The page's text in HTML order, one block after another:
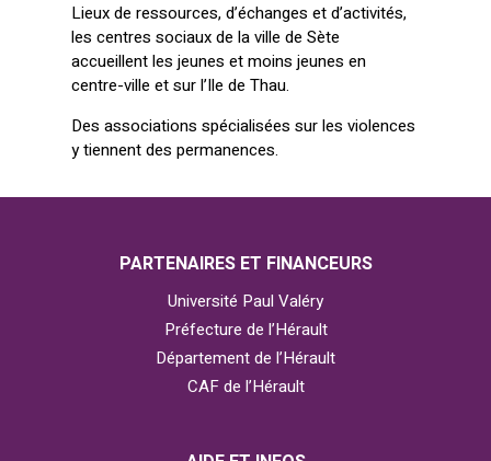
Lieux de ressources, d’échanges et d’activités,
les centres sociaux de la ville de Sète
accueillent les jeunes et moins jeunes en
centre-ville et sur l’Ile de Thau.
Des associations spécialisées sur les violences
y tiennent des permanences.
PARTENAIRES ET FINANCEURS
Université Paul Valéry
Préfecture de l’Hérault
Département de l’Hérault
CAF de l’Hérault